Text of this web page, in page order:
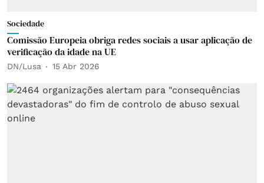
Sociedade
Comissão Europeia obriga redes sociais a usar aplicação de
verificação da idade na UE
DN/Lusa 15 Abr 2026